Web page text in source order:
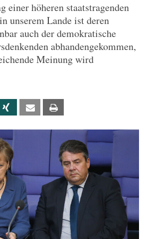
einer höheren staatstragenden
unserem Lande ist deren
auch der demokratische
abhandengekommen,
Meinung wird
Xing Email